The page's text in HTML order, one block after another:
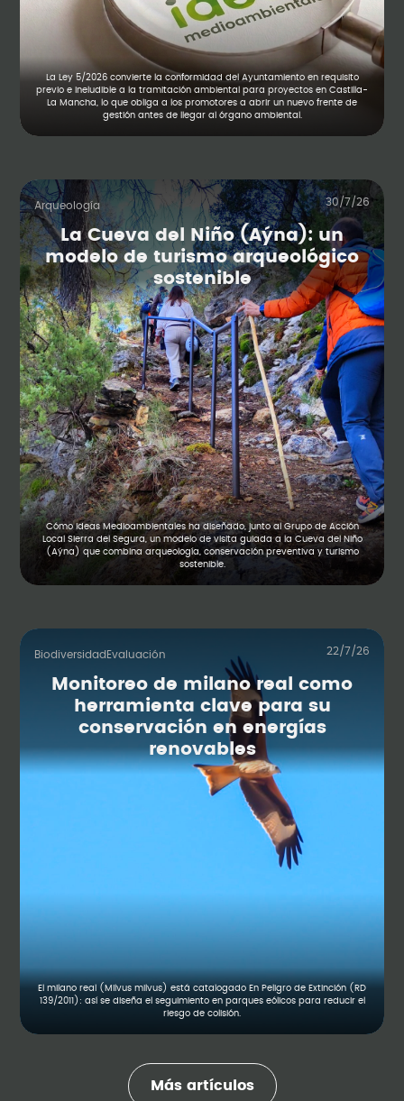
La Ley 5/2026 convierte la conformidad del Ayuntamiento en requisito
previo e ineludible a la tramitación ambiental para proyectos en Castilla-
La Mancha, lo que obliga a los promotores a abrir un nuevo frente de
gestión antes de llegar al órgano ambiental.
Arqueología 30/7/26
La Cueva del Niño (Aýna): un
modelo de turismo arqueológico
sostenible
Cómo Ideas Medioambientales ha diseñado, junto al Grupo de Acción
Local Sierra del Segura, un modelo de visita guiada a la Cueva del Niño
(Aýna) que combina arqueología, conservación preventiva y turismo
sostenible.
Biodiversidad Evaluación 22/7/26
Monitoreo de milano real como
herramienta clave para su
conservación en energías
renovables
El milano real (Milvus milvus) está catalogado En Peligro de Extinción (RD
139/2011): así se diseña el seguimiento en parques eólicos para reducir el
riesgo de colisión.
Más artículos